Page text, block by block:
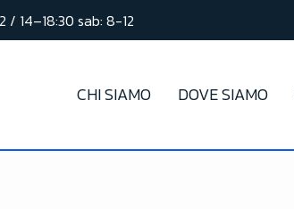
/ 14–18:30 sab: 8-12
CHI SIAMO DOVE SIAMO